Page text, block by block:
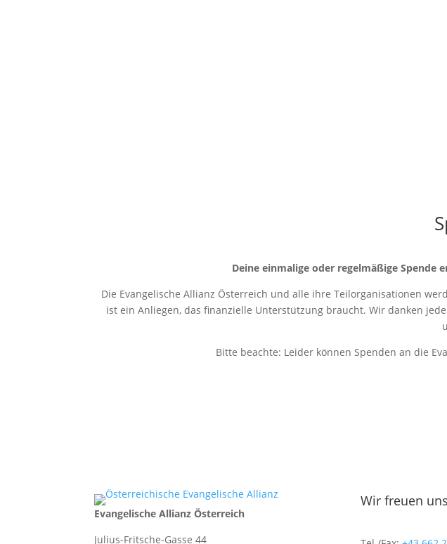
Deine einmalige oder regelmäßige Spende
Die Evangelische Allianz Österreich und alle ihre Teilorganisationen
ist ein Anliegen, das finanzielle Unterstützung braucht. Wir danken
Bitte beachte: Leider können Spenden an die
Evangelische Allianz Österreich
Julius-Fritsche-Gasse 44
Wir freuen